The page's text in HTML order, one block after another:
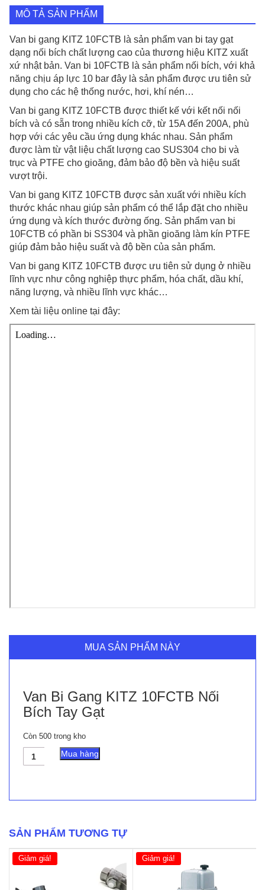
Tay
Gạt
số
lượng
MÔ TẢ SẢN PHẨM
Van bi gang KITZ 10FCTB là sản phẩm van bi tay gạt
dạng nối bích chất lượng cao của thương hiệu KITZ xuất
xứ nhật bản. Van bi 10FCTB là sản phẩm nối bích, với khả
năng chịu áp lực 10 bar đây là sản phẩm được ưu tiên sử
dụng cho các hệ thống nước, hơi, khí nén…
Van bi gang KITZ 10FCTB được thiết kế với kết nối nối
bích và có sẵn trong nhiều kích cỡ, từ 15A đến 200A, phù
hợp với các yêu cầu ứng dụng khác nhau. Sản phẩm
được làm từ vật liệu chất lượng cao SUS304 cho bi và
trục và PTFE cho gioăng, đảm bảo độ bền và hiệu suất
vượt trội.
Van bi gang KITZ 10FCTB được sản xuất với nhiều kích
thước khác nhau giúp sản phẩm có thể lắp đặt cho nhiều
ứng dụng và kích thước đường ống. Sản phẩm van bi
10FCTB có phần bi SS304 và phần gioăng làm kín PTFE
giúp đảm bảo hiệu suất và độ bền của sản phẩm.
Van bi gang KITZ 10FCTB được ưu tiên sử dụng ở nhiều
lĩnh vực như công nghiệp thực phẩm, hóa chất, dầu khí,
năng lượng, và nhiều lĩnh vực khác…
Xem tài liệu online tại đây:
MUA SẢN PHẨM NÀY
Van Bi Gang KITZ 10FCTB Nối
Bích Tay Gạt
Còn 500 trong kho
Van
Bi
Gạt
số
lượng
Mua hàng
SẢN PHẨM TƯƠNG TỰ
Giảm giá! Giảm giá!